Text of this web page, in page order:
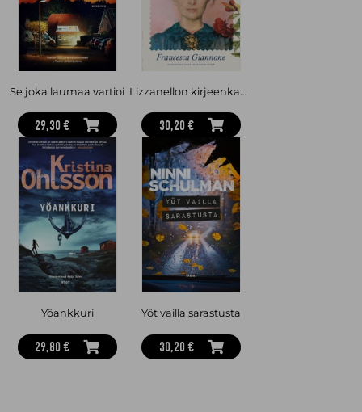
Se joka laumaa vartioi
29,30 €
Lizzanellon kirjeenkantaja
30,20 €
Yöankkuri
29,80 €
Yöt vailla sarastusta
30,20 €